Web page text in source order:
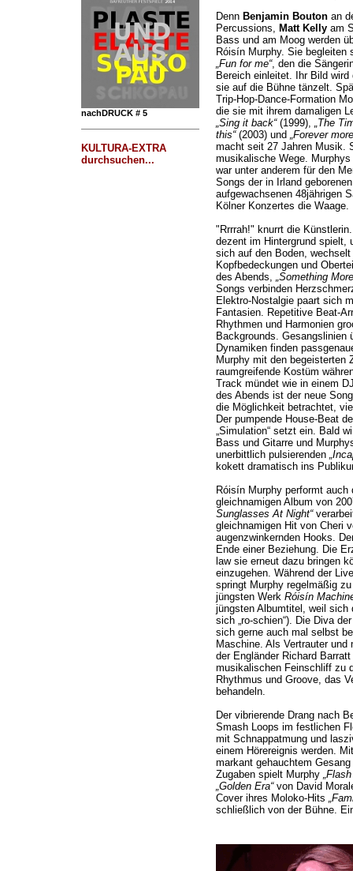
nachDRUCK # 5
KULTURA-EXTRA
durchsuchen...
Denn Benjamin Boutonan
Percussions, Matt Kellyam
Bass und am Moog werden
Róisín Murphy. Sie begleiten
„Fun for me“, den die
Bereich einleitet. Ihr Bild
sie auf die Bühne tänzelt.
Trip-Hop-Dance-Formation
die sie mit ihrem damaligen
„Sing it back“(1999), „The
this“(2003) und „Forever
macht seit 27 Jahren Musik.
musikalische Wege.
war unter anderem für den
Songs der in Irland
aufgewachsenen 48jährigen
Kölner Konzertes die Waage.
"Rrrrah!" knurrt die
dezent im Hintergrund spielt,
sich auf den Boden,
Kopfbedeckungen und
des Abends, „Something
Songs verbinden
Elektro-Nostalgie paart sich
Fantasien. Repetitive Beat-
Rhythmen und Harmonien
Backgrounds. Gesangslinien
Dynamiken finden
Murphy mit den begeisterten
raumgreifende Kostüm
Track mündet wie in einem
des Abends ist der neue
die Möglichkeit betrachtet,
Der pumpende House-Beat
„Simulation“ setzt ein. Bald
Bass und Gitarre und
unerbittlich pulsierenden
kokett dramatisch ins
Róisín Murphy performt
gleichnamigen Album von
Sunglasses At Night“
gleichnamigen Hit von Cheri
augenzwinkernden Hooks.
Ende einer Beziehung. Die
law sie erneut dazu bringen
einzugehen. Während der
springt Murphy regelmäßig
jüngsten Werk Róisín
jüngsten Albumtitel, weil sich
sich „ro-schien“). Die Diva
sich gerne auch mal selbst
Maschine. Als Vertrauter
der Engländer Richard
musikalischen Feinschliff zu
Rhythmus und Groove, das
behandeln.
Der vibrierende Drang nach
Smash Loops im festlichen
mit Schnappatmung und
einem Hörereignis werden.
markant gehauchtem
Zugaben spielt Murphy
„Golden Era“von David
Cover ihres Moloko-Hits
schließlich von der Bühne.